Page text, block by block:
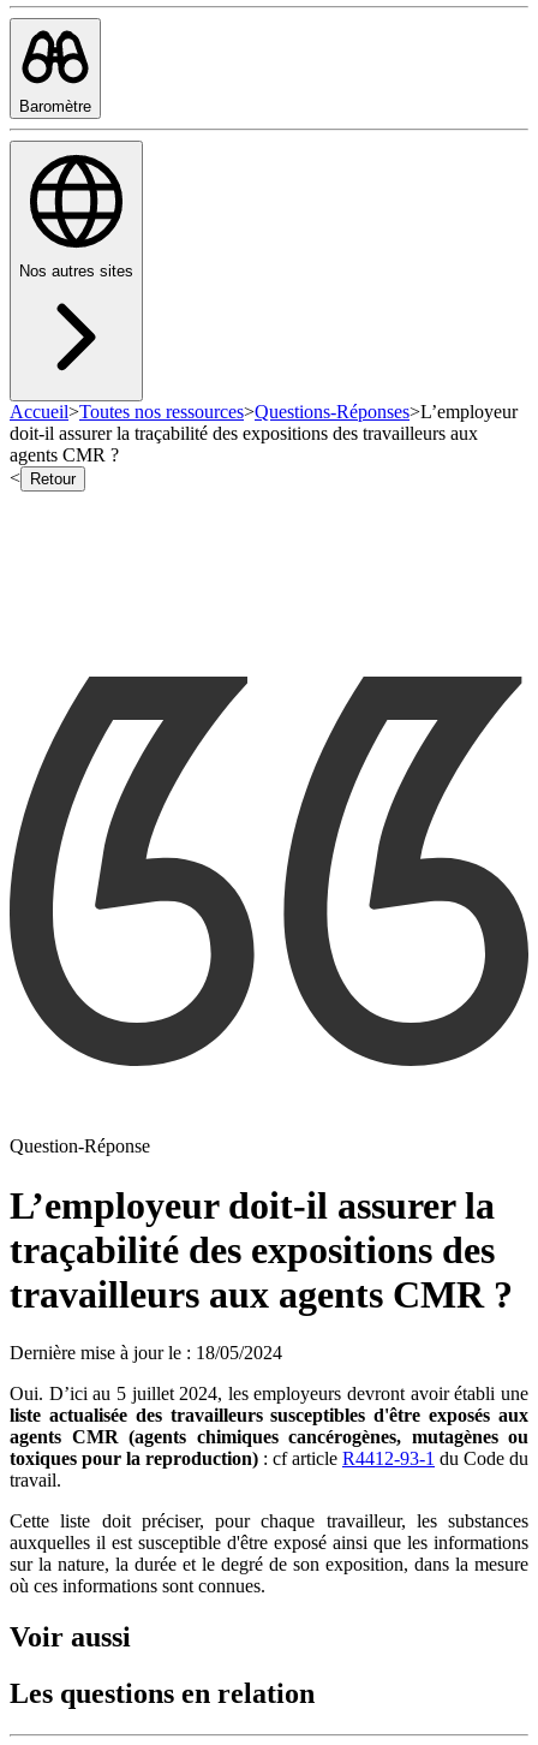
Baromètre
Nos autres sites
Accueil>Toutes nos ressources>Questions-Réponses>L’employeur
doit-il assurer la traçabilité des expositions des travailleurs aux
agents CMR ?
<
Retour
Question-Réponse
L’employeur doit-il assurer la
traçabilité des expositions des
travailleurs aux agents CMR ?
Dernière mise à jour le : 18/05/2024
Oui. D’ici au 5 juillet 2024, les employeurs devront avoir établi une
liste actualisée des travailleurs susceptibles d'être exposés aux
agents CMR (agents chimiques cancérogènes, mutagènes ou
toxiques pour la reproduction) : cf article R4412-93-1 du Code du
travail.
Cette liste doit préciser, pour chaque travailleur, les substances
auxquelles il est susceptible d'être exposé ainsi que les informations
sur la nature, la durée et le degré de son exposition, dans la mesure
où ces informations sont connues.
Voir aussi
Les questions en relation